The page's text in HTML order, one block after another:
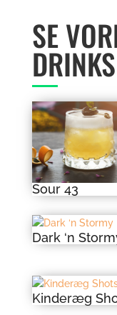
SE
DRINKS
Sour 43
Dark ‘n
Kinderæg